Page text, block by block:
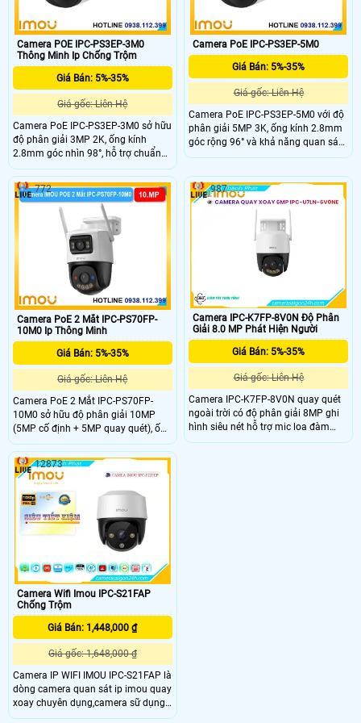
Camera POE IPC-PS3EP-3M0
Thông Minh Ip Chống Trộm
Giá Bán: 5%-35%
Giá gốc: Liên Hệ
Camera PoE IPC-PS3EP-3M0 sở hữu
độ phân giải 3MP 2K, ống kính
2.8mm góc nhìn 98°, hỗ trợ chuẩn
nén H.265 và tầm nhìn ban đêm
30m với LED + hồng ngoại. Tích hợp
mic – loa đàm thoại 2 chiều, hỗ trợ
thẻ nhớ 512GB, kết nối PoE và đạt
chuẩn chống nước IP67.
Camera PoE IPC-PS3EP-5M0
Giá Bán: 5%-35%
Giá gốc: Liên Hệ
Camera PoE IPC-PS3EP-5M0 với độ
phân giải 5MP 3K, ống kính 2.8mm
góc rộng 96° và khả năng quan sát
đêm 30m với hồng ngoại + LED giúp
PS3EP-5M0 cũng tích hợp mic, loa
hỗ trợ đàm thoại 2 chiều, phát hiện
người – phương tiện và lưu trữ thẻ
MicroSD đến 512GB.
Camera PoE 2 Mắt IPC-PS70FP-
10M0 Ip Thông Minh
Giá Bán: 5%-35%
Giá gốc: Liên Hệ
Camera PoE 2 Mắt IPC-PS70FP-
10M0 sở hữu độ phân giải 10MP
(5MP cố định + 5MP quay quét), ống
kính 3.6mm góc nhìn 76°. Tầm nhìn
ban đêm 30m với LED + hồng ngoại,
mic – loa tích hợp, AI phát hiện
người, phương tiện, xâm nhập và
Smart Tracking. Hỗ trợ thẻ MicroSD
512GB, kết nối PoE.
772
Camera IPC-K7FP-8V0N Độ Phân
Giải 8.0 MP Phát Hiện Người
Giá Bán: 5%-35%
Giá gốc: Liên Hệ
Camera IPC-K7FP-8V0N quay quét
ngoài trời có độ phân giải 8MP ghi
hình siêu nét hỗ trợ mic loa đàm
thoại cực rỏ. Khay thẻ nhớ lên đến
987
Camera Wifi Imou IPC-S21FAP
Chống Trộm
Giá Bán: 1,448,000 ₫
Giá gốc: 1,648,000 ₫
Camera IP WIFI IMOU IPC-S21FAP là
dòng camera quan sát ip imou quay
xoay chuyên dụng,camera sữ dụng
cảm biến hình ảnh 2.0 megapixel
12873